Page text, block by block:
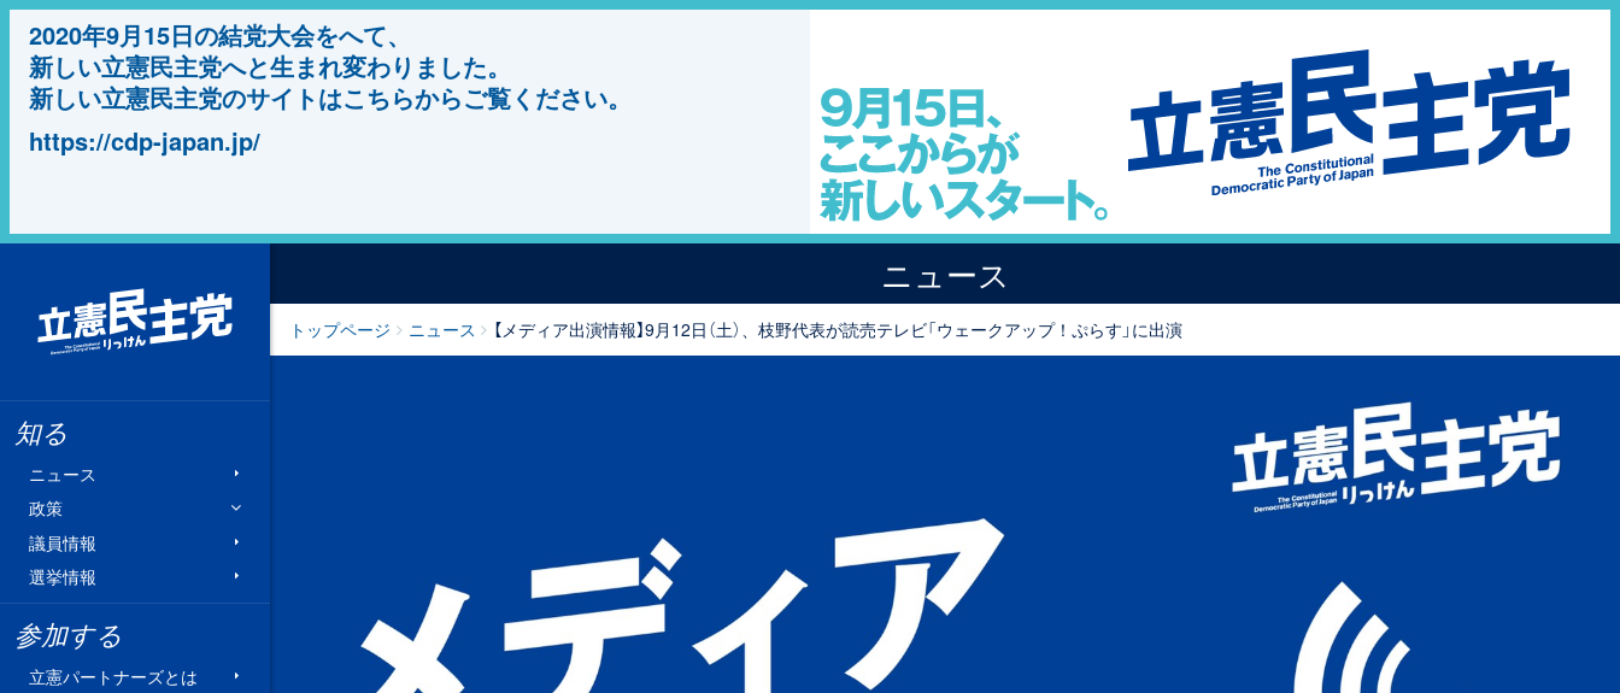
2020年9月15日の結党大会をへて、
新しい立憲民主党へと生まれ変わりました。
新しい立憲民主党のサイトはこちらからご覧ください。
https://cdp-japan.jp/
知る
ニュース
政策
議員情報
選挙情報
参加する
立憲パートナーズとは
ニュース
トップページ ニュース 【メディア出演情報】9月12日（土）、枝野代表が読売テレビ「ウェークアップ！ぷらす」に出演